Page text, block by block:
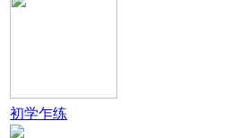
初学乍练